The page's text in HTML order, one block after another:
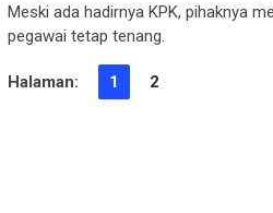
Meski ada hadirnya KPK, pihaknya
pegawai tetap tenang.
Halaman: 1 2